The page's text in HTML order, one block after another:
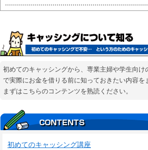
初めてのキャッシングから、専業主婦や学生向
で実際にお金を借りる前に知っておきたい内容
まずはこちらのコンテンツを熟読ください。
初めてのキャッシング講座